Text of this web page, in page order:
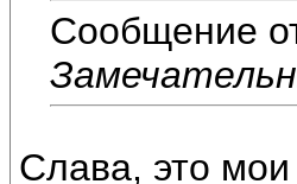
Сообщение
Слава, это